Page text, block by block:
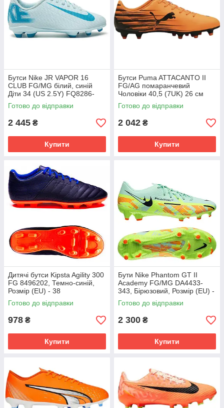
Бутси Nike JR VAPOR 16
CLUB FG/MG білий, синій
Діти 34 (US 2.5Y) FQ8286-
400
Готово до відправки
2 445 ₴
Купити
Бутси Puma ATTACANTO II
FG/AG помаранчевий
Чоловіки 40,5 (7UK) 26 см
108493-04
Готово до відправки
2 042 ₴
Купити
Дитячі бутси Kipsta Agility 300
FG 8496202, Темно-синій,
Розмір (EU) - 38
Готово до відправки
978 ₴
Купити
Бути Nike Phantom GT II
Academy FG/MG DA4433-
343, Бірюзовий, Розмір (EU) -
45.5
Готово до відправки
2 300 ₴
Купити